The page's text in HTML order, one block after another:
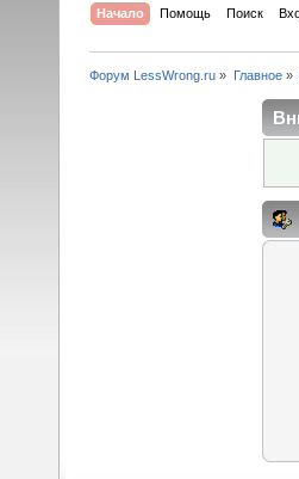
Начало Помощь Поиск
Форум LessWrong.ru » Главное»